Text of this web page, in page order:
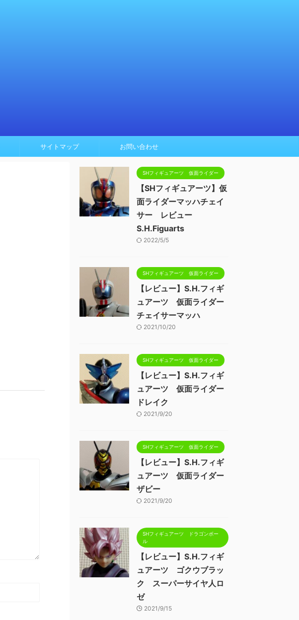
サイトマップ お問い合わせ
SHフィギュアーツ 仮面ライダー
【SHフィギュアーツ】仮
面ライダーマッハチェイ
サー レビュー
S.H.Figuarts
2022/5/5
SHフィギュアーツ 仮面ライダー
【レビュー】S.H.フィギ
ュアーツ 仮面ライダー
チェイサーマッハ
2021/10/20
SHフィギュアーツ 仮面ライダー
【レビュー】S.H.フィギ
ュアーツ 仮面ライダー
ドレイク
2021/9/20
SHフィギュアーツ 仮面ライダー
【レビュー】S.H.フィギ
ュアーツ 仮面ライダー
ザビー
2021/9/20
SHフィギュアーツ ドラゴンボー
ル
【レビュー】S.H.フィギ
ュアーツ ゴクウブラッ
ク スーパーサイヤ人ロ
ゼ
2021/9/15